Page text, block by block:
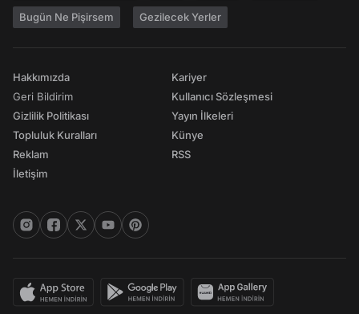
Bugün Ne Pişirsem Gezilecek Yerler
Hakkımızda
Geri Bildirim
Gizlilik Politikası
Topluluk Kuralları
Reklam
İletişim
Kariyer
Kullanıcı Sözleşmesi
Yayın İlkeleri
Künye
RSS